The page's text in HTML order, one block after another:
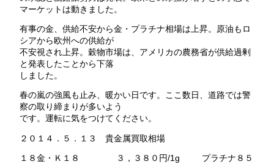
マーケットは動きました。
有事の金、供給不安から金・プラチナ相場は上昇。原油もロ
シアから欧州への供給が
不安視され上昇。穀物市場は、アメリカの農務省が供給過剰
と発表したことから下落
しました。
春の嵐の強風も止み、暖かい日です。ここ数日、道路では警
察の取り締まりが多いよう
です。運転に気をつけてください。
２０１４．５．１３ 貴金属買取相場
１８金・Ｋ１８ ３，３８０円/1g プラチナ８５